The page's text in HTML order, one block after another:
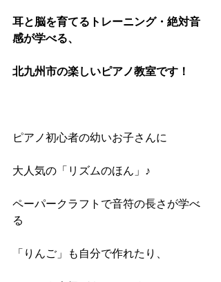
耳と脳を育てるトレーニング・絶対音
感が学べる、
北九州市の楽しいピアノ教室です！
ピアノ初心者の幼いお子さんに
大人気の「リズムのほん」♪
ペーパークラフトで音符の長さが学べ
る
「りんご」も自分で作れたり、